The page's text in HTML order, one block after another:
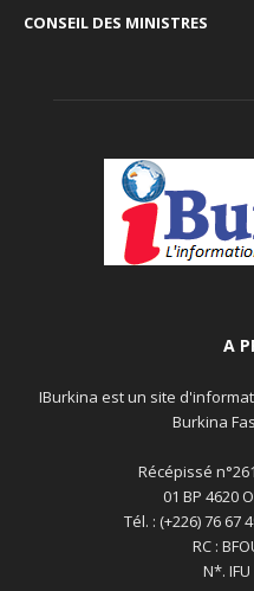
CONSEIL DES MINISTRES
A
IBurkina est un site
Burkina
Récépissé
01 BP 4620
Tél. : (+226) 76 67
RC :
N*.